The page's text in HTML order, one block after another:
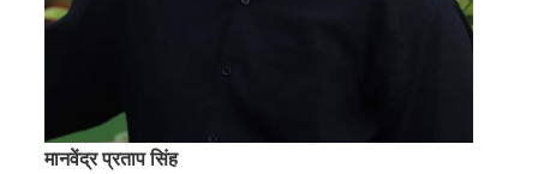
मानवेंद्र प्रताप सिंह